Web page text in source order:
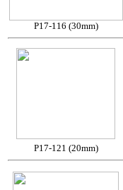
P17-116 (30mm)
P17-121 (20mm)